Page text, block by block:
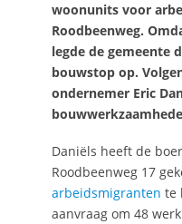
woonunits voor
Roodbeenweg.
legde de gemeente
bouwstop op.
ondernemer Eric
Daniëls heeft de
Roodbeenweg 17
arbeidsmigranten te
aanvraag om 48